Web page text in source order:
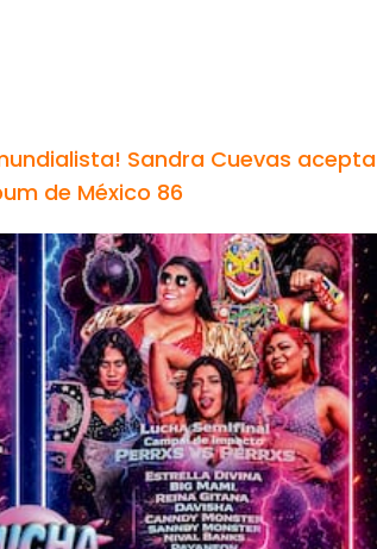
Sandra Cuevas acepta
de México 86